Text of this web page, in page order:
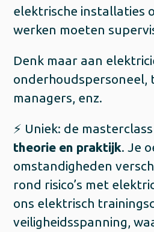
elektrische installaties
werken moeten
Denk maar aan
onderhoudspersoneel,
managers, enz.
⚡ Uniek: de
theorie en praktijk. Je
omstandigheden
rond risico’s met
ons elektrisch
veiligheidsspanning,